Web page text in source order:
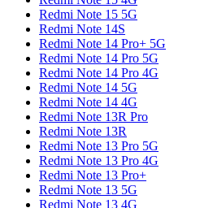
Redmi Note 15 5G
Redmi Note 14S
Redmi Note 14 Pro+ 5G
Redmi Note 14 Pro 5G
Redmi Note 14 Pro 4G
Redmi Note 14 5G
Redmi Note 14 4G
Redmi Note 13R Pro
Redmi Note 13R
Redmi Note 13 Pro 5G
Redmi Note 13 Pro 4G
Redmi Note 13 Pro+
Redmi Note 13 5G
Redmi Note 13 4G